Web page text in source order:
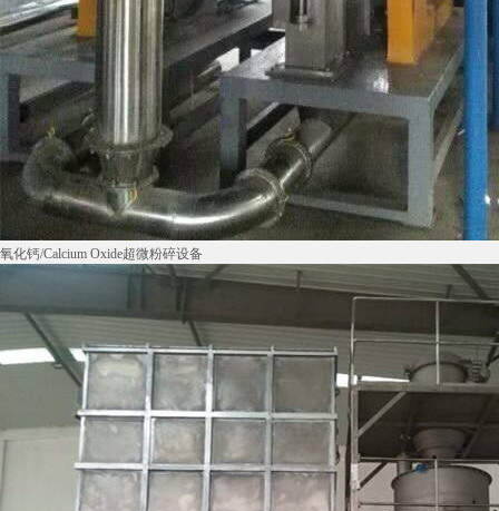
氧化钙/Calcium Oxide超微粉碎设备